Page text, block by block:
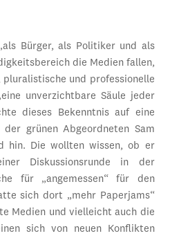
Bürger, als Politiker und als
die Medien fallen,
und professionelle
unverzichtbare Säule jeder
dieses Bekenntnis auf eine
grünen Abgeordneten Sam
hin. Die wollten wissen, ob er
Diskussionsrunde in der
für „angemessen“ für den
sich dort „mehr Paperjams“
Medien und vielleicht auch die
sich von neuen Konflikten